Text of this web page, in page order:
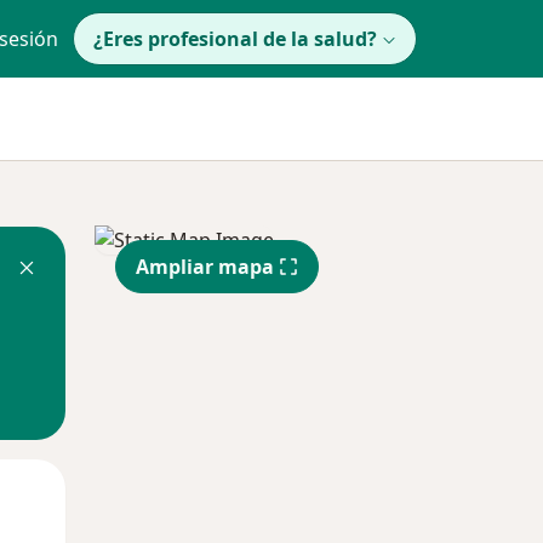
¿Eres profesional de la salud?
Ampliar mapa